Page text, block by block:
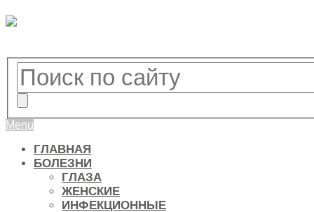
Menu
ГЛАВНАЯ
БОЛЕЗНИ
ГЛАЗА
ЖЕНСКИЕ
ИНФЕКЦИОННЫЕ